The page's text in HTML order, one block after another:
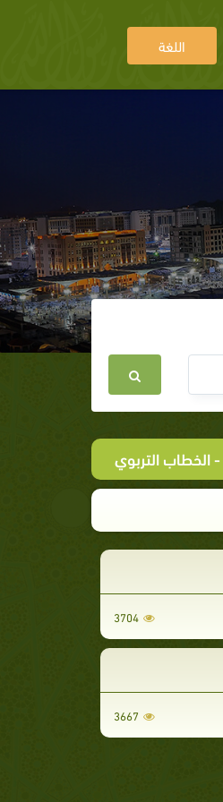
اللغة
- الخطاب التربوي
3704
3667